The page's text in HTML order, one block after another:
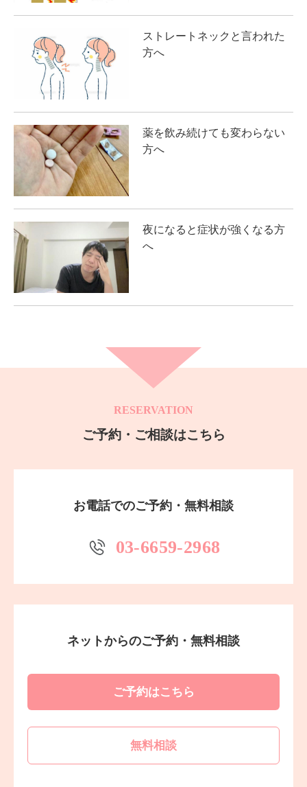
ストレートネックと言われた
方へ
薬を飲み続けても変わらない
方へ
夜になると症状が強くなる方
へ
RESERVATION
ご予約・ご相談はこちら
お電話でのご予約・無料相談
03-6659-2968
ネットからのご予約・無料相談
ご予約はこちら
無料相談